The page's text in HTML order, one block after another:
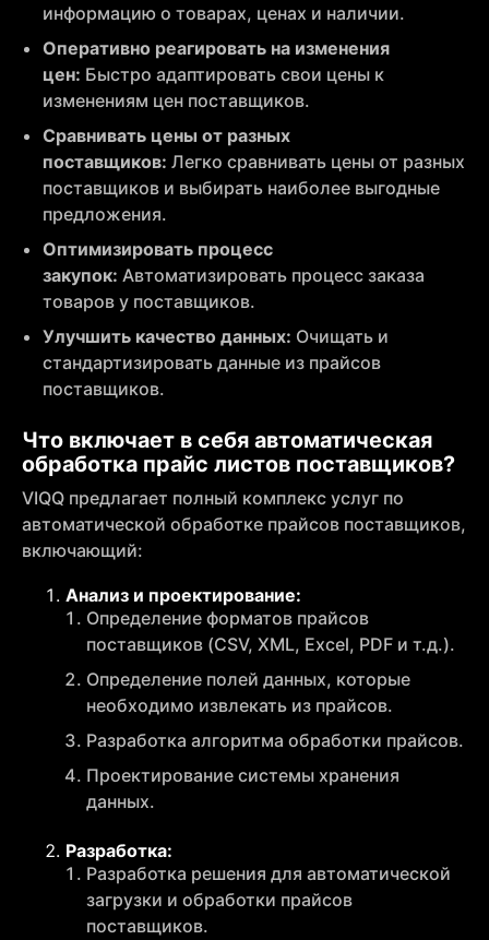
информацию о товарах, ценах и наличии.
Оперативно реагировать на изменения
цен: Быстро адаптировать свои цены к
изменениям цен поставщиков.
Сравнивать цены от разных
поставщиков: Легко сравнивать цены от разных
поставщиков и выбирать наиболее выгодные
предложения.
Оптимизировать процесс
закупок: Автоматизировать процесс заказа
товаров у поставщиков.
Улучшить качество данных: Очищать и
стандартизировать данные из прайсов
поставщиков.
Что включает в себя автоматическая
обработка прайс листов поставщиков?
VIQQ предлагает полный комплекс услуг по
автоматической обработке прайсов поставщиков,
включающий:
Анализ и проектирование:
Определение форматов прайсов
поставщиков (CSV, XML, Excel, PDF и т.д.).
Определение полей данных, которые
необходимо извлекать из прайсов.
Разработка алгоритма обработки прайсов.
Проектирование системы хранения
данных.
Разработка:
Разработка решения для автоматической
загрузки и обработки прайсов
поставщиков.